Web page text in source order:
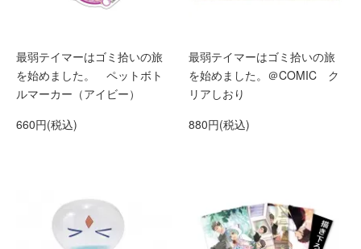
最弱テイマーはゴミ拾いの旅
を始めました。 ペットボト
ルマーカー（アイビー）
660円(税込)
最弱テイマーはゴミ拾いの旅
を始めました。＠COMIC ク
リアしおり
880円(税込)